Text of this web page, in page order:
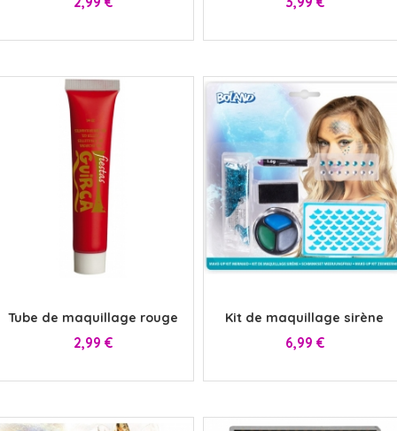
Tube de maquillage rouge
Prix
2,99 €
Kit de maquillage sirène
Prix
6,99 €